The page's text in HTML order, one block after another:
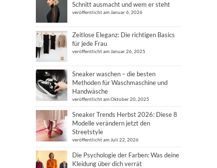
Schnitt ausmacht und wem er steht
veröffentlicht am Januar 6, 2026
Zeitlose Eleganz: Die richtigen Basics
für jede Frau
veröffentlicht am Januar 26, 2025
Sneaker waschen – die besten
Methoden für Waschmaschine und
Handwäsche
veröffentlicht am Oktober 20, 2025
Sneaker Trends Herbst 2026: Diese 8
Modelle verändern jetzt den
Streetstyle
veröffentlicht am Juli 22, 2026
Die Psychologie der Farben: Was deine
Kleidung über dich verrät